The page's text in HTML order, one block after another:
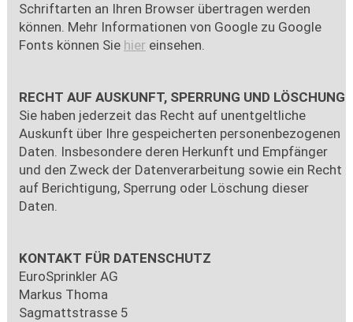
Schriftarten an Ihren Browser übertragen werden
können. Mehr Informationen von Google zu Google
Fonts können Sie hier einsehen.
RECHT AUF AUSKUNFT, SPERRUNG UND LÖSCHUNG
Sie haben jederzeit das Recht auf unentgeltliche
Auskunft über Ihre gespeicherten personenbezogenen
Daten. Insbesondere deren Herkunft und Empfänger
und den Zweck der Datenverarbeitung sowie ein Recht
auf Berichtigung, Sperrung oder Löschung dieser
Daten.
KONTAKT FÜR DATENSCHUTZ
EuroSprinkler AG
Markus Thoma
Sagmattstrasse 5